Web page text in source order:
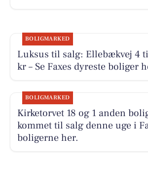
BOLIGMARKED
Luksus til salg: Ellebækvej 4
kr – Se Faxes dyreste boliger
BOLIGMARKED
Kirketorvet 18 og 1 anden
kommet til salg denne uge i
boligerne her.